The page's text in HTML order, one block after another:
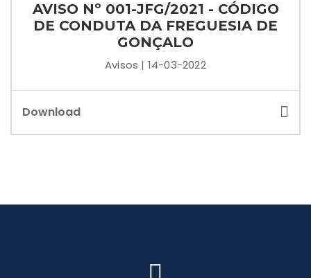
AVISO Nº 001-JFG/2021 - CÓDIGO
DE CONDUTA DA FREGUESIA DE
GONÇALO
Avisos | 14-03-2022
Download